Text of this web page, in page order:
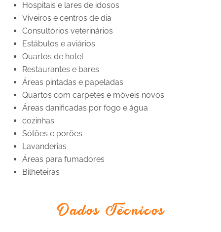
Hospitais e lares de idosos
Viveiros e centros de dia
Consultórios veterinários
Estábulos e aviários
Quartos de hotel
Restaurantes e bares
Áreas pintadas e papeladas
Quartos com carpetes e móveis novos
Áreas danificadas por fogo e água
cozinhas
Sótões e porões
Lavanderias
Áreas para fumadores
Bilheteiras
Dados Técnicos